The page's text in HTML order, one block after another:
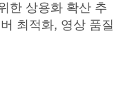
한 상용화 확산 추
최적화, 영상 품질